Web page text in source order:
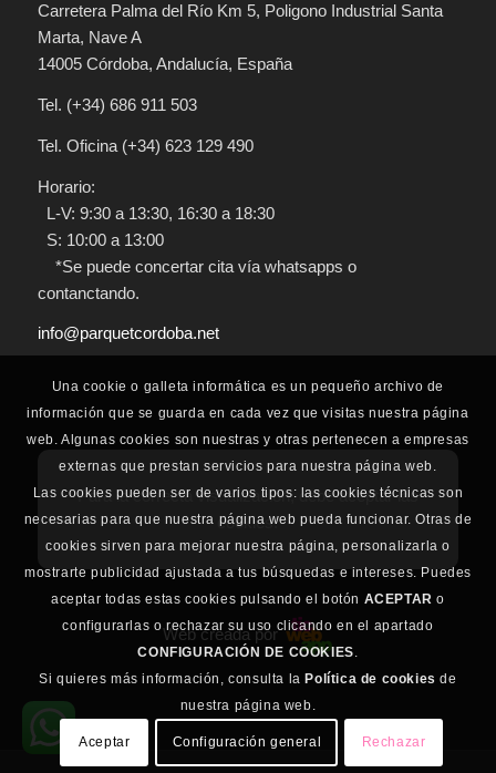
Carretera Palma del Río Km 5, Poligono Industrial Santa
Marta, Nave A
14005 Córdoba, Andalucía, España
Tel. (+34) 686 911 503
Tel. Oficina (+34) 623 129 490
Horario:
L-V: 9:30 a 13:30, 16:30 a 18:30
S: 10:00 a 13:00
*Se puede concertar cita vía whatsapps o
contanctando.
info@parquetcordoba.net
Para la correcta visualización, debe aceptar las
cookies.
Web creada por
Una cookie o galleta informática es un pequeño archivo de
información que se guarda en cada vez que visitas nuestra página
web. Algunas cookies son nuestras y otras pertenecen a empresas
externas que prestan servicios para nuestra página web.
Las cookies pueden ser de varios tipos: las cookies técnicas son
necesarias para que nuestra página web pueda funcionar. Otras de
cookies sirven para mejorar nuestra página, personalizarla o
mostrarte publicidad ajustada a tus búsquedas e intereses. Puedes
aceptar todas estas cookies pulsando el botón ACEPTAR o
configurarlas o rechazar su uso clicando en el apartado
CONFIGURACIÓN DE COOKIES.
Si quieres más información, consulta la Política de cookies de
nuestra página web.
Aceptar Configuración general Rechazar